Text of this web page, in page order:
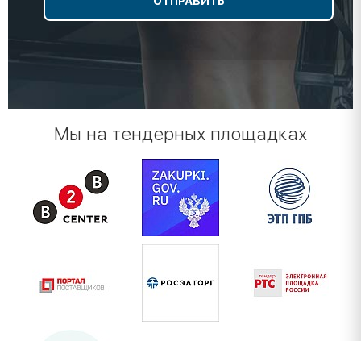
Мы на тендерных площадках